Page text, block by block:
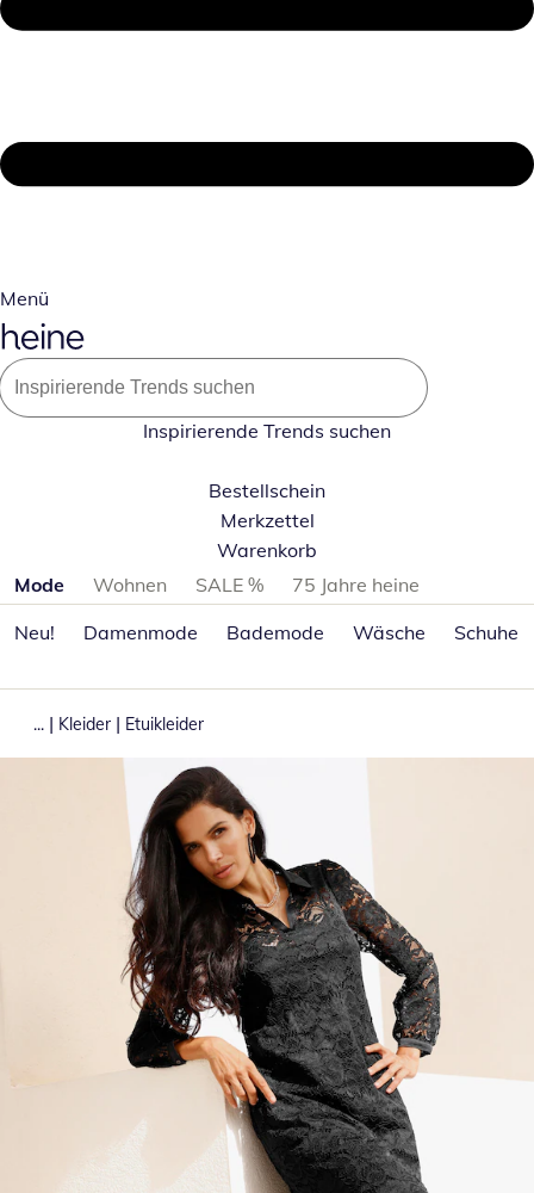
Menü
Inspirierende Trends suchen
Bestellschein
Merkzettel
Warenkorb
Produktkategorien überspringen
Mode Wohnen SALE %
75 Jahre heine
Neu!
Damenmode Bademode Wäsche Schuhe
... | Kleider | Etuikleider